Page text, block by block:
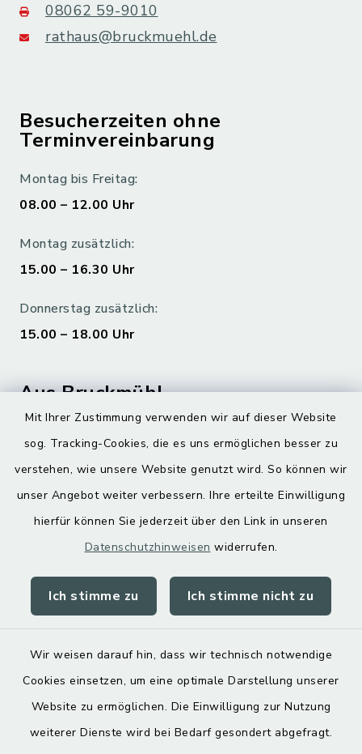
Mit Ihrer Zustimmung verwenden wir auf dieser Website
sog. Tracking-Cookies, die es uns ermöglichen besser zu
verstehen, wie unsere Website genutzt wird. So können wir
unser Angebot weiter verbessern. Ihre erteilte Einwilligung
hierfür können Sie jederzeit über den Link in unseren
Datenschutzhinweisen widerrufen.
Ich stimme zu Ich stimme nicht zu
Wir weisen darauf hin, dass wir technisch notwendige
Cookies einsetzen, um eine optimale Darstellung unserer
Website zu ermöglichen. Die Einwilligung zur Nutzung
weiterer Dienste wird bei Bedarf gesondert abgefragt.
08062 59-9010
rathaus@bruckmuehl.de
Besucherzeiten ohne
Terminvereinbarung
Montag bis Freitag:
08.00 – 12.00 Uhr
Montag zusätzlich:
15.00 – 16.30 Uhr
Donnerstag zusätzlich:
15.00 – 18.00 Uhr
Aus Bruckmühl
Digitaler Ortsplan
Kontakt
Datenschutz
Impressum